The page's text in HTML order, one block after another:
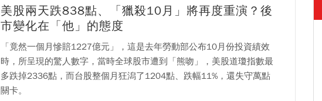
美股兩天跌838點、「獵殺10月」將再度重演？後
市變化在「他」的態度
「竟然一個月慘賠1227億元」，這是去年勞動部公布10月份投資績效
時，所呈現的驚人數字，當時全球股市遭到「熊吻」，美股道瓊指數最
多跌掉2336點，而台股整個月狂潟了1204點、跌幅11%，還失守萬點
關卡。